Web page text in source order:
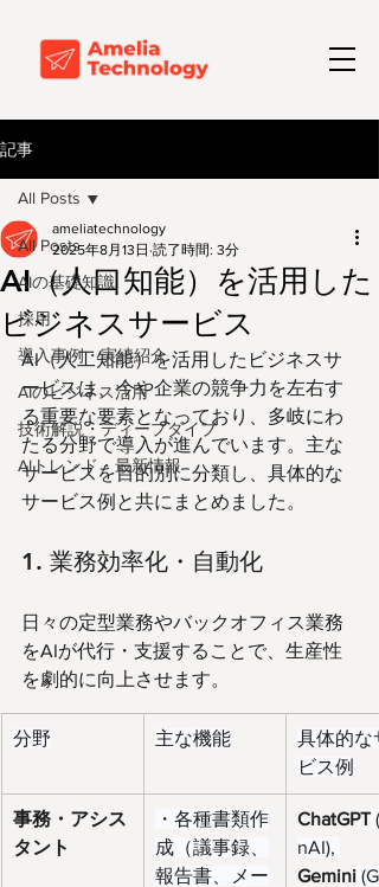
記事
All Posts
AIの基礎知識
採用
導入事例・実績紹介
AIのビジネス活用
技術解説・ディープダイブ
AIトレンド・最新情報
All Posts
AI（人口知能）を活用した
ビジネスサービス
ameliatechnology
2025年8月13日 読了時間: 3分
AI（人工知能）を活用したビジネスサ
ービスは、今や企業の競争力を左右す
る重要な要素となっており、多岐にわ
たる分野で導入が進んでいます。主な
サービスを目的別に分類し、具体的な
サービス例と共にまとめました。
1. 業務効率化・自動化
日々の定型業務やバックオフィス業務
をAIが代行・支援することで、生産性
を劇的に向上させます。
分野 主な機能
具体的な
ビス例
事務・アシス
タント
・各種書類作
成（議事録、
報告書、メー
ChatGPT
nAI),
Gemini